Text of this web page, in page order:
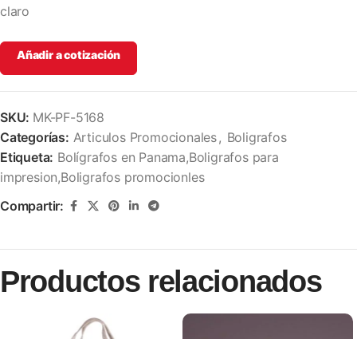
claro
Añadir a cotización
SKU: MK-PF-5168
Categorías: Articulos Promocionales, Boligrafos
Etiqueta: Bolígrafos en Panama,Boligrafos para
impresion,Boligrafos promocionles
Compartir:
Productos relacionados